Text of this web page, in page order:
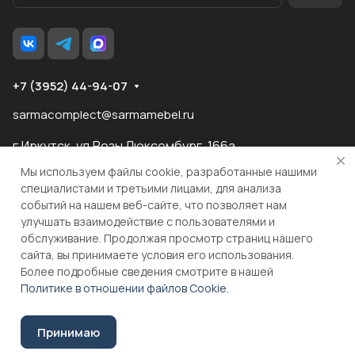
+7 (3952) 44-94-07
sarmacomplect@sarmamebel.ru
г.Иркутск, ул.Розы Люксембург, 166а
разработка
и продвижение сайта
© 2026 ООО "МКС" ИНН 3810055324 ОГРН 1083810004860
Соглашение на обработку персональных данных
Мы используем файлы cookie, разработанные нашими
специалистами и третьими лицами, для анализа
событий на нашем веб-сайте, что позволяет нам
улучшать взаимодействие с пользователями и
обслуживание. Продолжая просмотр страниц нашего
сайта, вы принимаете условия его использования.
Более подробные сведения смотрите в нашей
Политике в отношении файлов Cookie.
Принимаю